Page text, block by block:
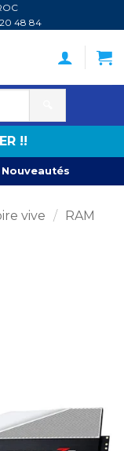
48 84
!!
vive / RAM